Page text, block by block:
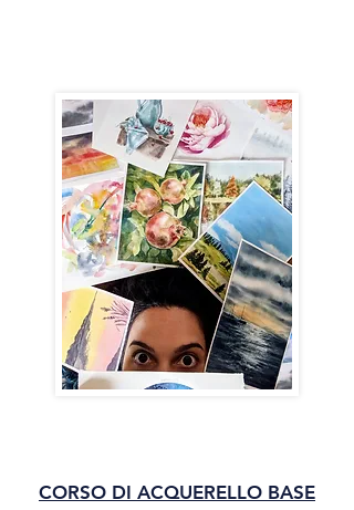
CORSO DI ACQUERELLO BASE